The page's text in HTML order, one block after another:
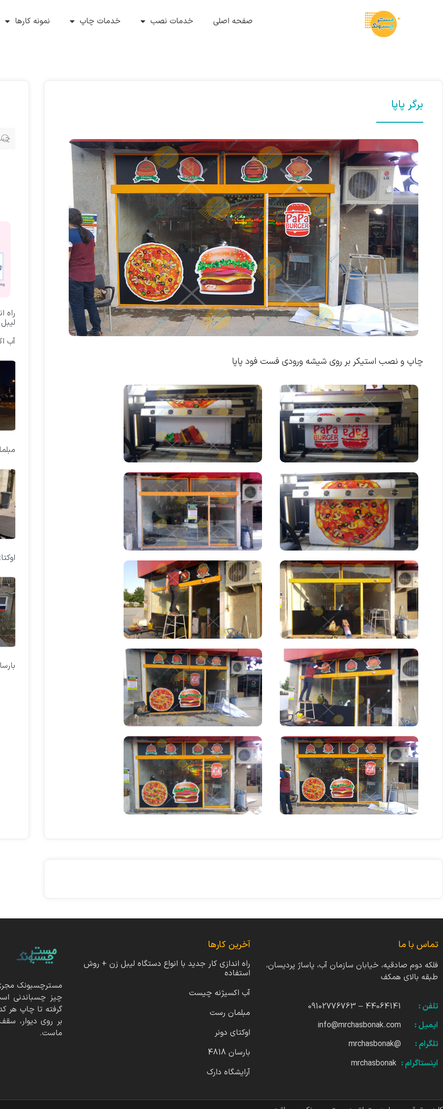
صفحه اصلی خدمات نصب خدمات چاپ نمونه کارها
برگر پاپا
چاپ و نصب استیکر بر روی شیشه ورودی فست فود پاپا
راه
آب
تماس با ما
فلکه دوم صادقیه، خیابان سازمان آب، پاساژ پردیسان،
طبقه بالای همکف
تلفن :
44064141 – 09102776763
ایمیل :
info@mrchasbonak.com
تلگرام :
@mrchasbonak
اینستاگرام : mrchasbonak
آخرین کارها
راه اندازی کار جدید با انواع دستگاه لیبل زن + روش
استفاده
آب اکسیژنه چیست
مبلمان رست
اوکتای دونر
بارسان 4818
آرایشگاه دارک
مسترچسبونک
چیز چسباندنی
گرفته تا چاپ هر
بر روی دیوار،
ماست.